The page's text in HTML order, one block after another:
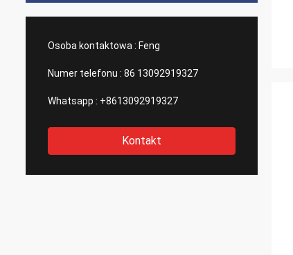
Osoba kontaktowa : Feng
Numer telefonu : 86 13092919327
Whatsapp : +8613092919327
Kontakt